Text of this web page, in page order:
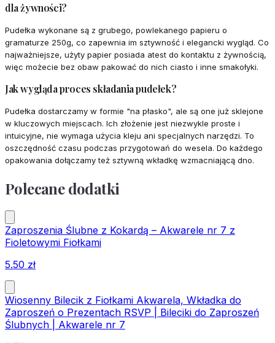
dla żywności?
Pudełka wykonane są z grubego, powlekanego papieru o
gramaturze 250g, co zapewnia im sztywność i elegancki wygląd. Co
najważniejsze, użyty papier posiada atest do kontaktu z żywnością,
więc możecie bez obaw pakować do nich ciasto i inne smakołyki.
Jak wygląda proces składania pudełek?
Pudełka dostarczamy w formie "na płasko", ale są one już sklejone
w kluczowych miejscach. Ich złożenie jest niezwykle proste i
intuicyjne, nie wymaga użycia kleju ani specjalnych narzędzi. To
oszczędność czasu podczas przygotowań do wesela. Do każdego
opakowania dołączamy też sztywną wkładkę wzmacniającą dno.
Polecane dodatki
Zaproszenia Ślubne z Kokardą – Akwarele nr 7 z
Fioletowymi Fiołkami
5.50 zł
Wiosenny Bilecik z Fiołkami Akwarela, Wkładka do
Zaproszeń o Prezentach RSVP | Bileciki do Zaproszeń
Ślubnych | Akwarele nr 7